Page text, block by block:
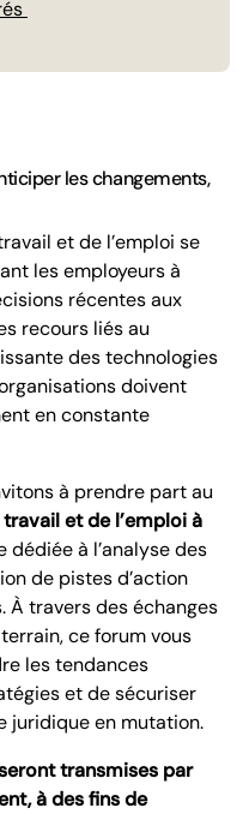
les changements,
et de l’emploi se
les employeurs à
récentes aux
recours liés au
des technologies
doivent
en constante
à prendre part au
et de l’emploi à
dédiée à l’analyse des
de pistes d’action
À travers des échanges
ce forum vous
les tendances
et de sécuriser
juridique en mutation.
transmises par
à des fins de